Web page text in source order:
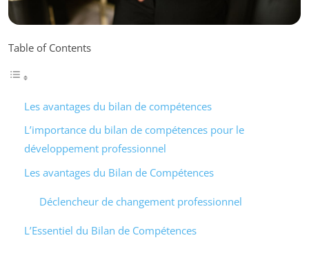
Table of Contents
Les avantages du bilan de compétences
L’importance du bilan de compétences pour le
développement professionnel
Les avantages du Bilan de Compétences
Déclencheur de changement professionnel
L’Essentiel du Bilan de Compétences